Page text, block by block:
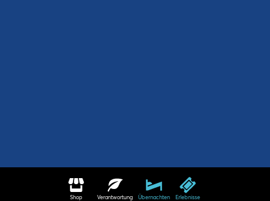
Shop Verantwortung Übernachten Erlebnisse